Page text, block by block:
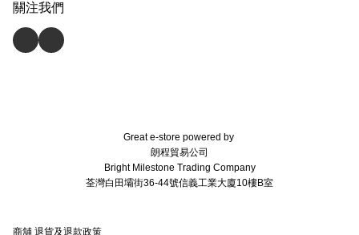
關注我們
Great e-store powered by
朗程貿易公司
Bright Milestone Trading Company
荃灣白田壩街36-44號信義工業大廈10樓B室
商舖 退貨及退款政策